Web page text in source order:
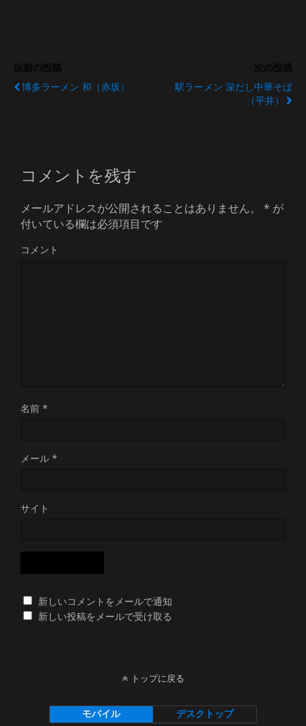
博多ラーメン 和（赤坂）
駅ラーメン 深だし中華そば
（平井）
コメントを残す
メールアドレスが公開されることはありません。 * が
付いている欄は必須項目です
コメント
名前 *
メール *
サイト
新しいコメントをメールで通知
新しい投稿をメールで受け取る
トップに戻る
モバイル デスクトップ